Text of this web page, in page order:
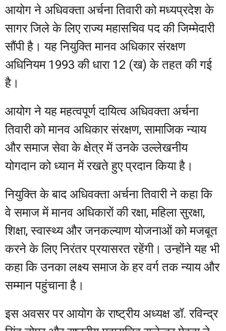
आयोग ने अधिवक्ता अर्चना तिवारी को मध्यप्रदेश के
सागर जिले के लिए राज्य महासचिव पद की जिम्मेदारी
सौंपी है। यह नियुक्ति मानव अधिकार संरक्षण
अधिनियम 1993 की धारा 12 (ख) के तहत की गई
है।
आयोग ने यह महत्वपूर्ण दायित्व अधिवक्ता अर्चना
तिवारी को मानव अधिकार संरक्षण, सामाजिक न्याय
और समाज सेवा के क्षेत्र में उनके उल्लेखनीय
योगदान को ध्यान में रखते हुए प्रदान किया है।
नियुक्ति के बाद अधिवक्ता अर्चना तिवारी ने कहा कि
वे समाज में मानव अधिकारों की रक्षा, महिला सुरक्षा,
शिक्षा, स्वास्थ्य और जनकल्याण योजनाओं को मजबूत
करने के लिए निरंतर प्रयासरत रहेंगी। उन्होंने यह भी
कहा कि उनका लक्ष्य समाज के हर वर्ग तक न्याय और
सम्मान पहुंचाना है।
इस अवसर पर आयोग के राष्ट्रीय अध्यक्ष डॉ. रविन्द्र